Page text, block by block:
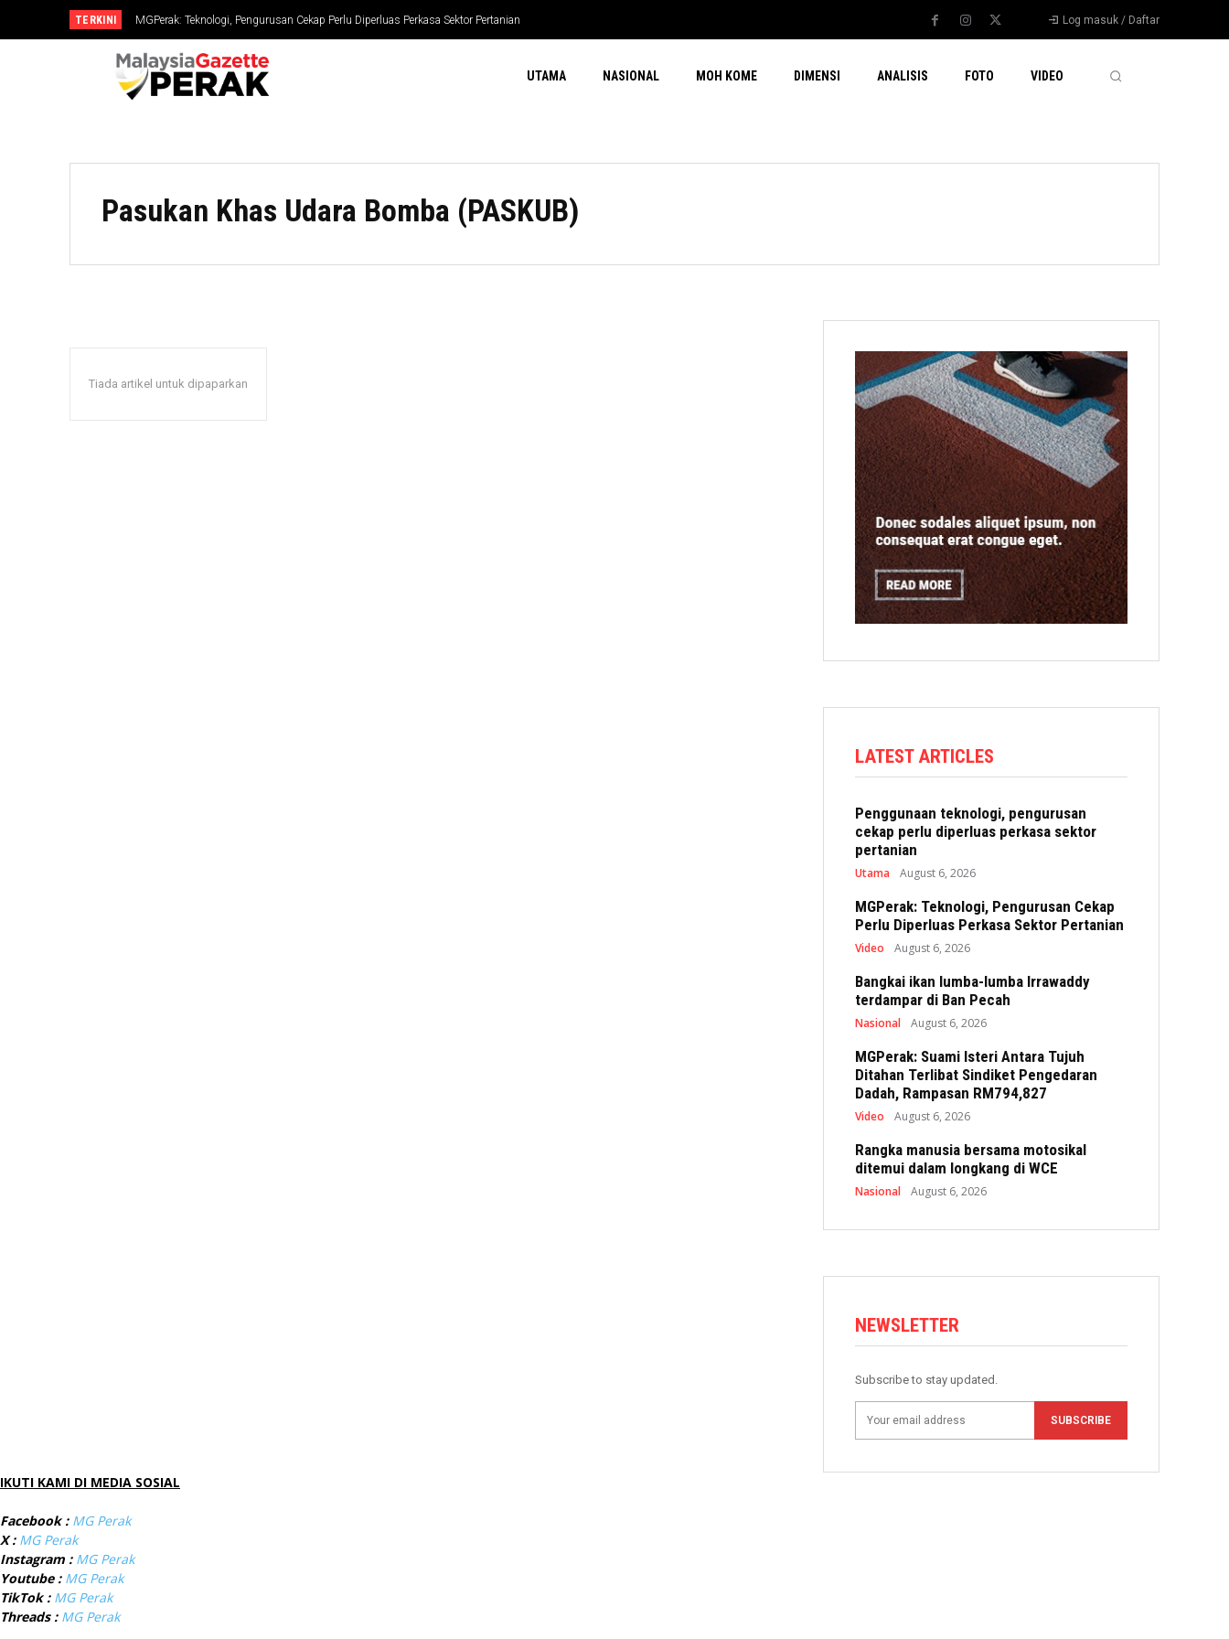
TERKINI MGPerak: Teknologi, Pengurusan Cekap Perlu Diperluas Perkasa Sektor Pertanian Log masuk / Daftar
UTAMA NASIONAL MOH KOME DIMENSI ANALISIS FOTO VIDEO
Pasukan Khas Udara Bomba (PASKUB)
Tiada artikel untuk dipaparkan
LATEST ARTICLES
Penggunaan teknologi, pengurusan
cekap perlu diperluas perkasa sektor
pertanian
Utama August 6, 2026
MGPerak: Teknologi, Pengurusan Cekap
Perlu Diperluas Perkasa Sektor Pertanian
Video August 6, 2026
Bangkai ikan lumba-lumba Irrawaddy
terdampar di Ban Pecah
Nasional August 6, 2026
MGPerak: Suami Isteri Antara Tujuh
Ditahan Terlibat Sindiket Pengedaran
Dadah, Rampasan RM794,827
Video August 6, 2026
Rangka manusia bersama motosikal
ditemui dalam longkang di WCE
Nasional August 6, 2026
NEWSLETTER
Subscribe to stay updated.
SUBSCRIBE
IKUTI KAMI DI MEDIA SOSIAL
Facebook : MG Perak
X : MG Perak
Instagram : MG Perak
Youtube : MG Perak
TikTok : MG Perak
Threads : MG Perak